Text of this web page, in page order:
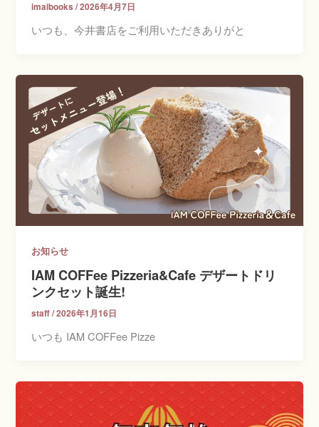
imaibooks/2026年4月7日
いつも、今井書店をご利用いただきありがと
お知らせ
IAM COFFee Pizzeria&Cafe デザートドリ
ンクセット誕生!
staff/2026年1月16日
いつも IAM COFFee Pizze